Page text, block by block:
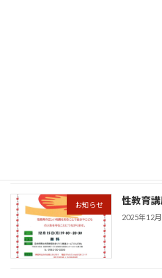
お知らせ 性教育
2025年12